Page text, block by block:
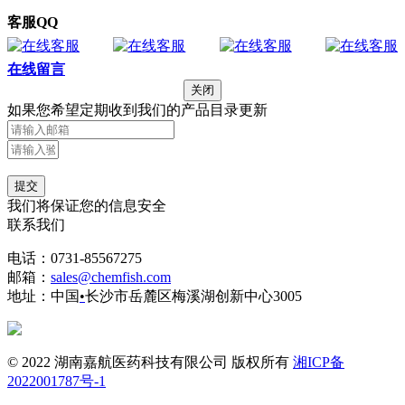
客服QQ
在线留言
关闭
如果您希望定期收到我们的产品目录更新
提交
我们将保证您的信息安全
联系我们
电话：0731-85567275
邮箱： sales@chemfish.com
地址：中国•长沙市岳麓区梅溪湖创新中心3005
© 2022 湖南嘉航医药科技有限公司 版权所有 湘ICP备
2022001787号-1